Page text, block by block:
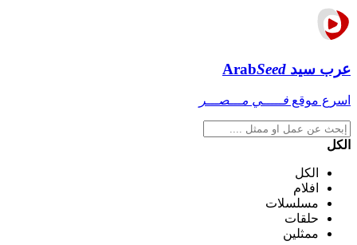
عرب سيد ArabSeed
اسرع موقع فـــــي مـــصـــر
الكل
الكل
افلام
مسلسلات
حلقات
ممثلين